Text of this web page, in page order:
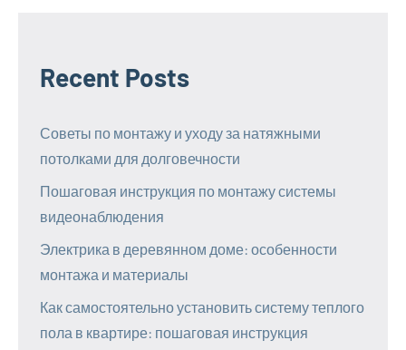
Recent Posts
Советы по монтажу и уходу за натяжными
потолками для долговечности
Пошаговая инструкция по монтажу системы
видеонаблюдения
Электрика в деревянном доме: особенности
монтажа и материалы
Как самостоятельно установить систему теплого
пола в квартире: пошаговая инструкция